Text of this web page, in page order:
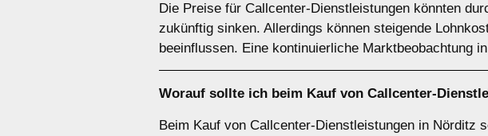
Die Preise für Callcenter-Dienstleistungen könnten
zukünftig sinken. Allerdings können steigende
beeinflussen. Eine kontinuierliche Marktbeobachtung
Worauf sollte ich beim Kauf von Callcenter-
Beim Kauf von Callcenter-Dienstleistungen in Nörditz